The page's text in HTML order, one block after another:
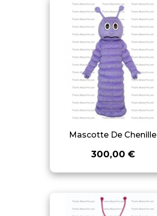
Mascotte De Chenille
300,00 €